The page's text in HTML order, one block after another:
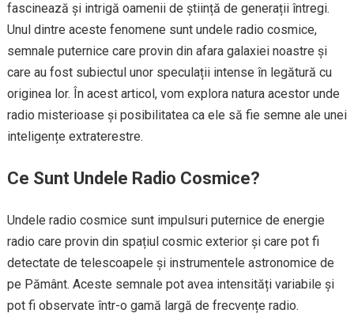
fascinează și intrigă oamenii de știință de generații întregi.
Unul dintre aceste fenomene sunt undele radio cosmice,
semnale puternice care provin din afara galaxiei noastre și
care au fost subiectul unor speculații intense în legătură cu
originea lor. În acest articol, vom explora natura acestor unde
radio misterioase și posibilitatea ca ele să fie semne ale unei
inteligențe extraterestre.
Ce Sunt Undele Radio Cosmice?
Undele radio cosmice sunt impulsuri puternice de energie
radio care provin din spațiul cosmic exterior și care pot fi
detectate de telescoapele și instrumentele astronomice de
pe Pământ. Aceste semnale pot avea intensități variabile și
pot fi observate într-o gamă largă de frecvențe radio.